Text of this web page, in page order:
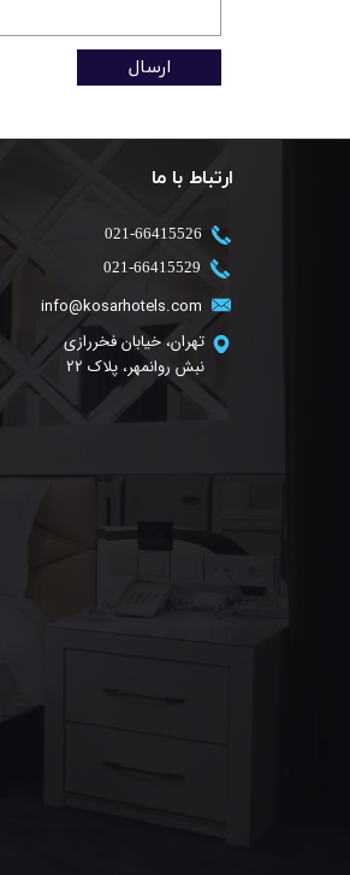
ارسال
ارتباط با ما
info@kosarhotels.com
تهران، خیابان فخررازی
نبش روانمهر، پلاک 22
​021-66415526
​021-66415529